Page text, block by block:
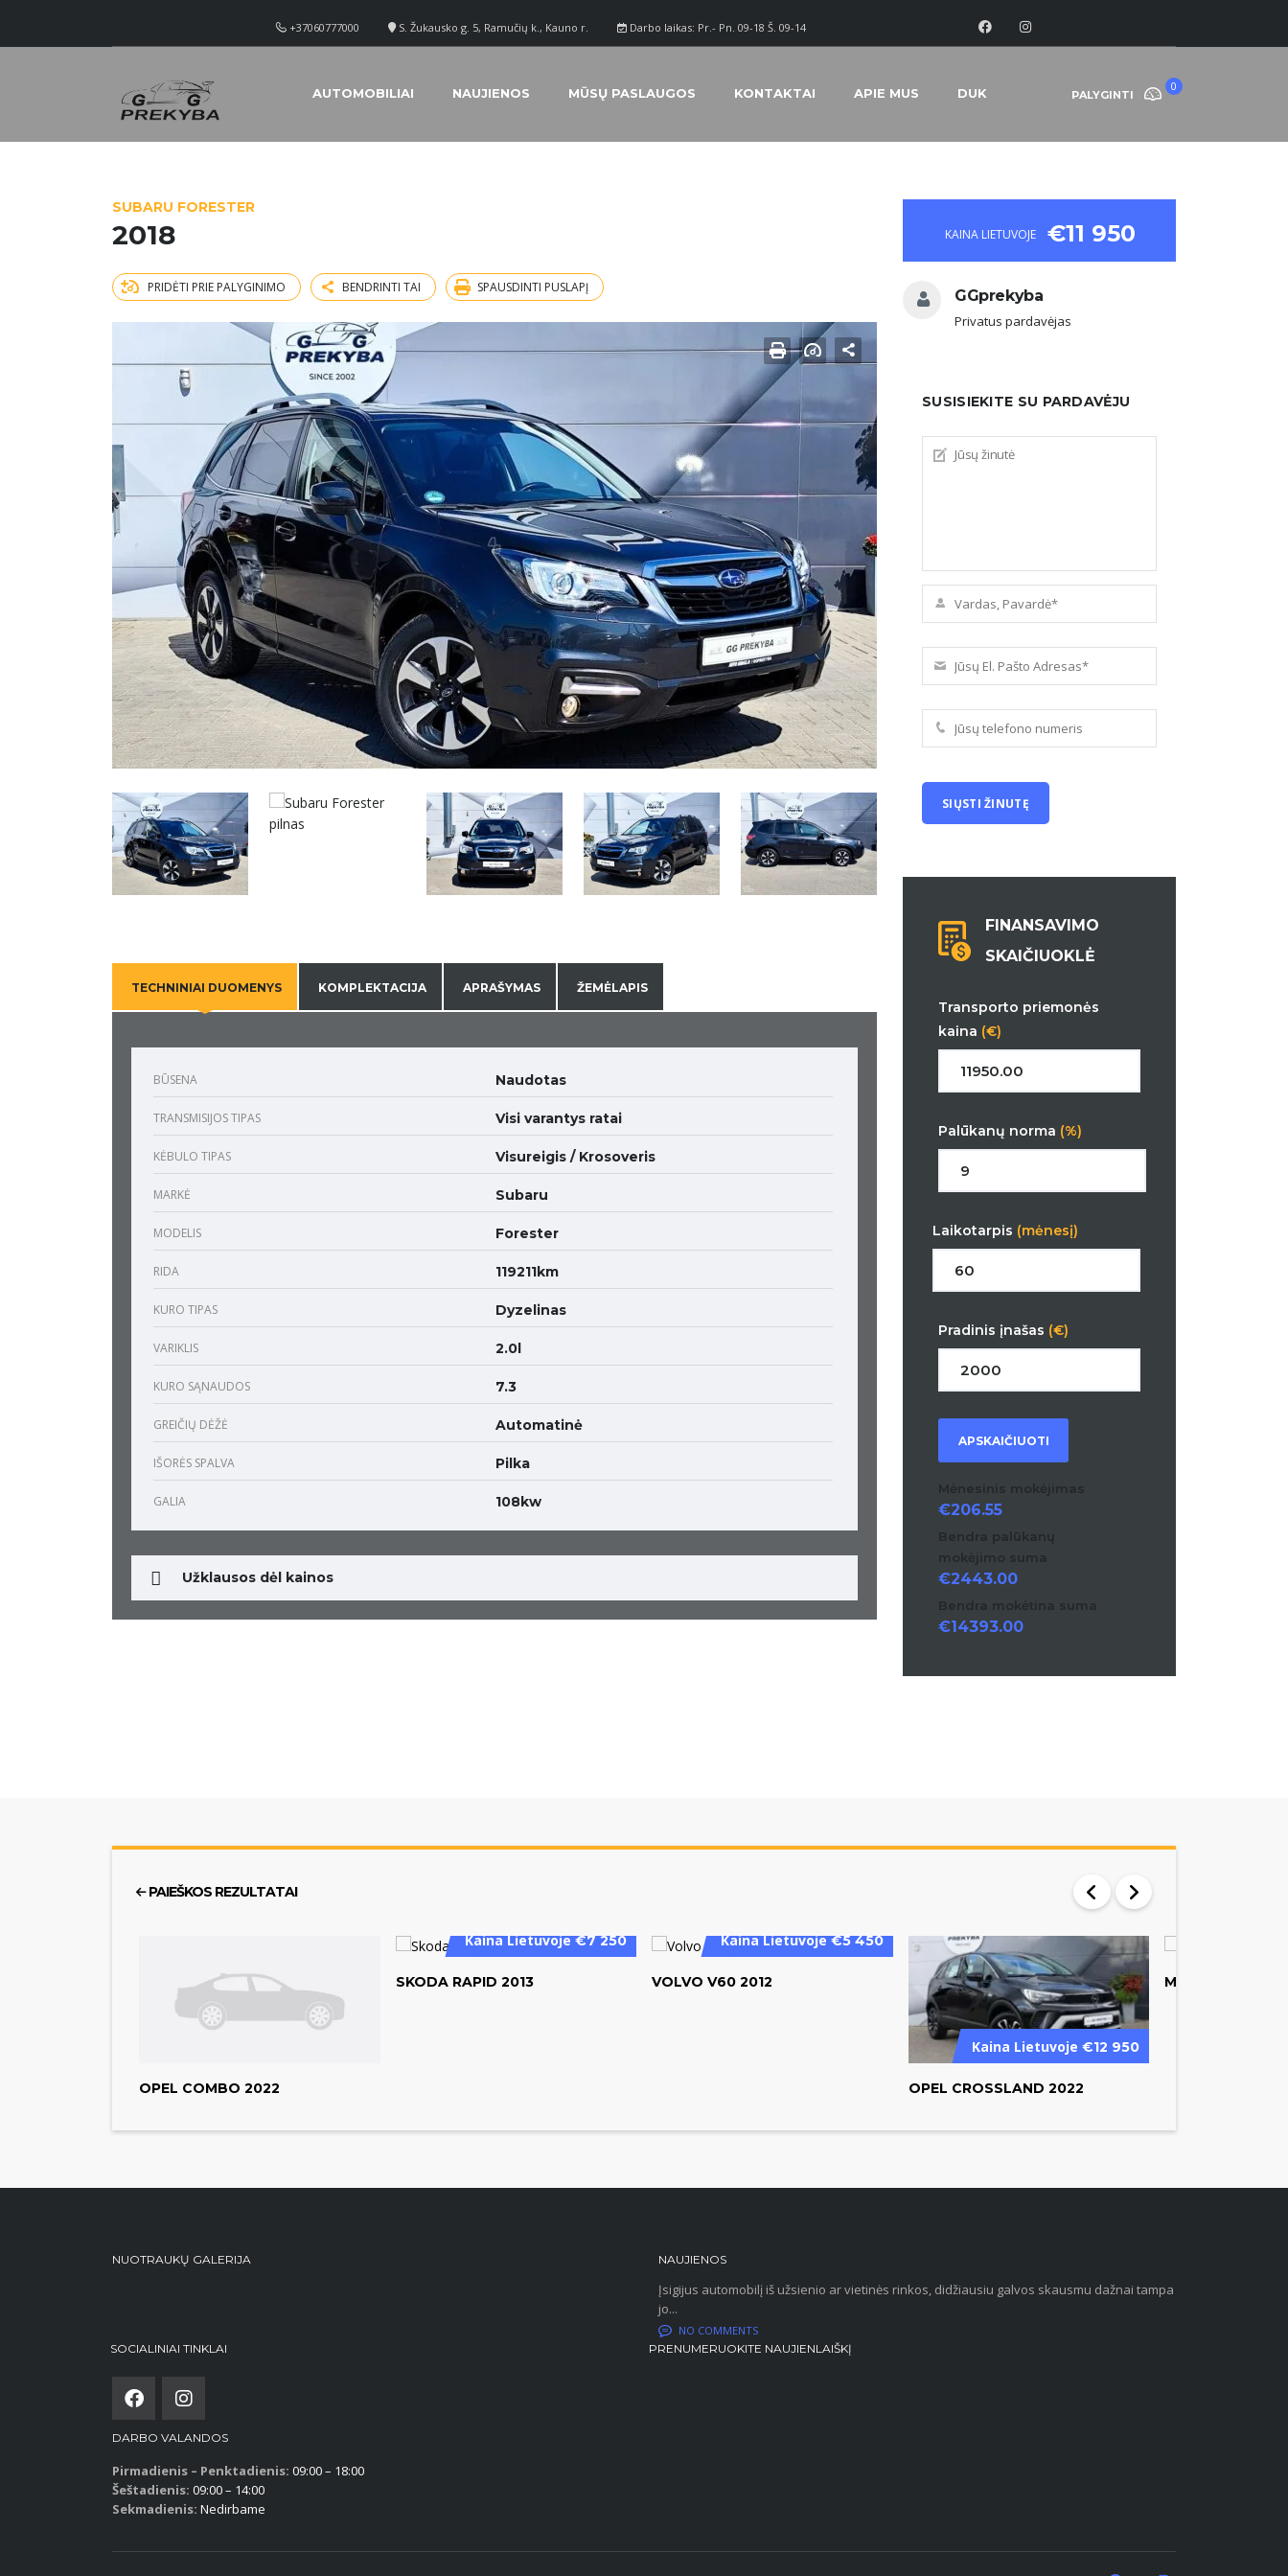
Darbo laikas: Pr.- Pn. 09-18 Š. 09-14
S. Žukausko g. 5, Ramučių k., Kauno r.
+37060777000
PALYGINTI
0
AUTOMOBILIAI NAUJIENOS MŪSŲ PASLAUGOS KONTAKTAI APIE MUS DUK
SUBARU FORESTER
2018
PRIDĖTI PRIE PALYGINIMO BENDRINTI TAI SPAUSDINTI PUSLAPĮ
TECHNINIAI DUOMENYS KOMPLEKTACIJA APRAŠYMAS ŽEMĖLAPIS
BŪSENA Naudotas
TRANSMISIJOS TIPAS Visi varantys ratai
KĖBULO TIPAS Visureigis / Krosoveris
MARKĖ Subaru
MODELIS Forester
RIDA 119211km
KURO TIPAS Dyzelinas
VARIKLIS 2.0l
KURO SĄNAUDOS 7.3
GREIČIŲ DĖŽĖ Automatinė
IŠORĖS SPALVA Pilka
GALIA 108kw
Užklausos dėl kainos
KAINA LIETUVOJE €11 950
GGprekyba
Privatus pardavėjas
SUSISIEKITE SU PARDAVĖJU
FINANSAVIMO
SKAIČIUOKLĖ
Transporto priemonės
kaina (€)
Palūkanų norma (%)
Laikotarpis (mėnesį)
Pradinis įnašas (€)
APSKAIČIUOTI
Mėnesinis mokėjimas
206.55
Bendra palūkanų
mokėjimo suma
2443.00
Bendra mokėtina suma
14393.00
PAIEŠKOS REZULTATAI
OPEL COMBO 2022
Kaina Lietuvoje €7 250
SKODA RAPID 2013
Kaina Lietuvoje €5 450
VOLVO V60 2012
Kaina Lietuvoje €12 950
OPEL CROSSLAND 2022
MERCEDES-
NUOTRAUKŲ GALERIJA NAUJIENOS
Įsigijus automobilį iš užsienio ar vietinės rinkos, didžiausiu galvos skausmu dažnai tampa
jo...
NO COMMENTS
SOCIALINIAI TINKLAI
PRENUMERUOKITE NAUJIENLAIŠKĮ
DARBO VALANDOS
Pirmadienis – Penktadienis: 09:00 – 18:00
Šeštadienis: 09:00 – 14:00
Sekmadienis: Nedirbame